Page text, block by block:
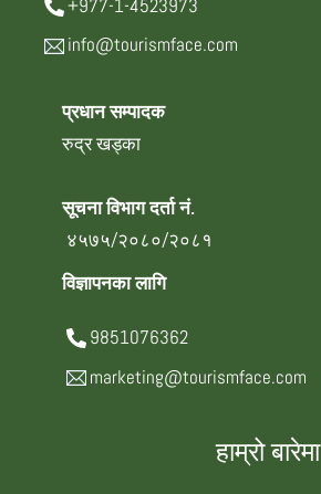
+977-1-4523973
info@tourismface.com
प्रधान सम्पादक
रुद्र खड्का
सूचना विभाग दर्ता नं.
४५७५/२०८०/२०८१
विज्ञापनका लागि
9851076362
marketing@tourismface.com
हाम्रो बारेमा